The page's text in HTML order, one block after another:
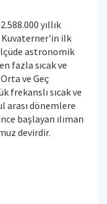
yıllık
Kuvaterner'in ilk
astronomik
fazla sıcak ve
ve Geç
frekanslı sıcak ve
arası dönemlere
başlayan ılıman
devirdir.